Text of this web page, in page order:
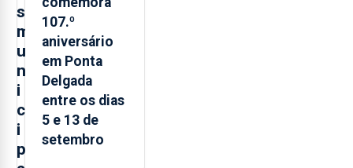
s
m
u
n
i
c
i
p
107.º
aniversário
em Ponta
Delgada
entre os dias
5 e 13 de
setembro